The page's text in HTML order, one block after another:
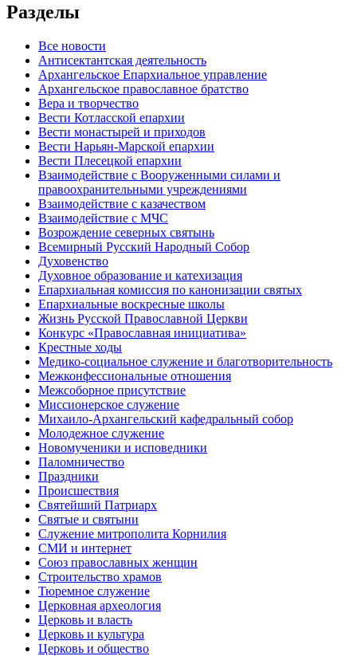
Разделы
Все новости
Антисектантская деятельность
Архангельское Епархиальное управление
Архангельское православное братство
Вера и творчество
Вести Котласской епархии
Вести монастырей и приходов
Вести Нарьян-Марской епархии
Вести Плесецкой епархии
Взаимодействие с Вооруженными силами и
правоохранительными учреждениями
Взаимодействие с казачеством
Взаимодействие с МЧС
Возрождение северных святынь
Всемирный Русский Народный Собор
Духовенство
Духовное образование и катехизация
Епархиальная комиссия по канонизации святых
Епархиальные воскресные школы
Жизнь Русской Православной Церкви
Конкурс «Православная инициатива»
Крестные ходы
Медико-социальное служение и благотворительность
Межконфессиональные отношения
Межсоборное присутствие
Миссионерское служение
Михаило-Архангельский кафедральный собор
Молодежное служение
Новомученики и исповедники
Паломничество
Праздники
Происшествия
Святейший Патриарх
Святые и святыни
Служение митрополита Корнилия
СМИ и интернет
Союз православных женщин
Строительство храмов
Тюремное служение
Церковная археология
Церковь и власть
Церковь и культура
Церковь и общество